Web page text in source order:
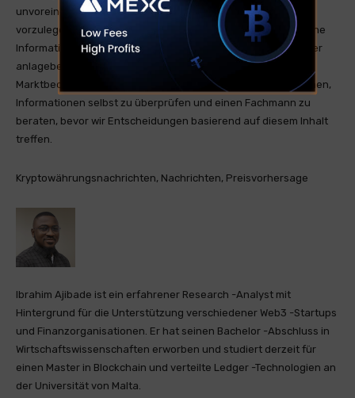
unvoreingenommene und transparente Berichterstattung
vorzulegen. Dieser Artikel zielt darauf ab, genaue und zeitnahe
Informationen zu liefern, sollte jedoch nicht als finanzielle oder
anlageberatete Beratung angesehen werden. Da sich die
Marktbedingungen schnell ändern können, empfehlen wir Ihnen,
Informationen selbst zu überprüfen und einen Fachmann zu
beraten, bevor wir Entscheidungen basierend auf diesem Inhalt
treffen.
Kryptowährungsnachrichten, Nachrichten, Preisvorhersage
Ibrahim Ajibade ist ein erfahrener Research -Analyst mit
Hintergrund für die Unterstützung verschiedener Web3 -Startups
und Finanzorganisationen. Er hat seinen Bachelor -Abschluss in
Wirtschaftswissenschaften erworben und studiert derzeit für
einen Master in Blockchain und verteilte Ledger -Technologien an
der Universität von Malta.